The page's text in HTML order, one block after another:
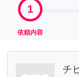
1
依頼内容
チ